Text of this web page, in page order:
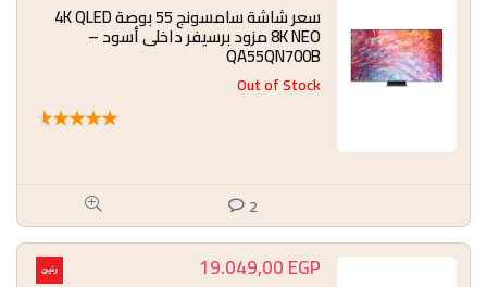
سعر شاشة سامسونج 55 بوصة 4K QLED
8K NEO مزود برسيفر داخلى أسود –
QA55QN700B
Out of Stock
★
★
★
★
★
2
19.049,00EGP